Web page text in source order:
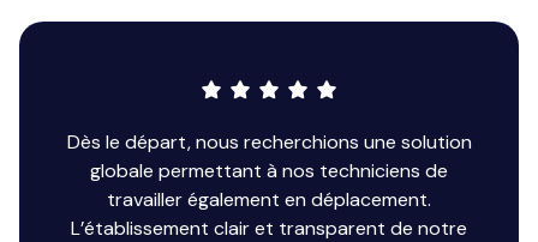
Dès le départ, nous recherchions une solution
globale permettant à nos techniciens de
travailler également en déplacement.
L’établissement clair et transparent de notre